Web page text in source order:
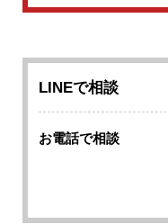
LINEで相談
お電話で相談